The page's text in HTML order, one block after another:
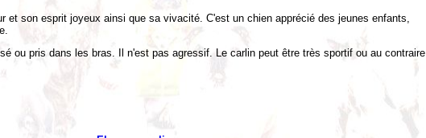
et son esprit joyeux ainsi que sa vivacité. C'est un chien apprécié des jeunes enfants,
ou pris dans les bras. Il n'est pas agressif. Le carlin peut être très sportif ou au contraire